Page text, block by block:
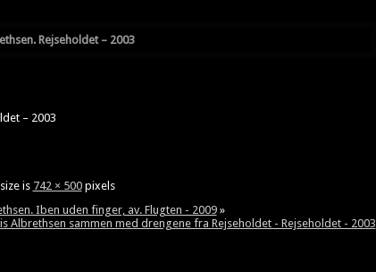
Rejseholdet – 2003
– 2003
is 742 × 500pixels
Iben uden finger, av. Flugten - 2009»
Albrethsen sammen med drengene fra Rejseholdet - Rejseholdet - 2003